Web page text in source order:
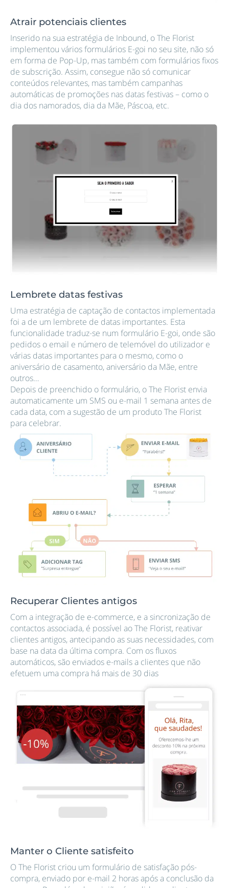
Atrair potenciais clientes
Inserido na sua estratégia de Inbound, o The Florist
implementou vários formulários E-goi no seu site, não só
em forma de Pop-Up, mas também com formulários fixos
de subscrição. Assim, consegue não só comunicar
conteúdos relevantes, mas também campanhas
automáticas de promoções nas datas festivas – como o
dia dos namorados, dia da Mãe, Páscoa, etc.
Lembrete datas festivas
Uma estratégia de captação de contactos implementada
foi a de um lembrete de datas importantes. Esta
funcionalidade traduz-se num formulário E-goi, onde são
pedidos o email e número de telemóvel do utilizador e
várias datas importantes para o mesmo, como o
aniversário de casamento, aniversário da Mãe, entre
outros…
Depois de preenchido o formulário, o The Florist envia
automaticamente um SMS ou e-mail 1 semana antes de
cada data, com a sugestão de um produto The Florist
para celebrar.
Recuperar Clientes antigos
Com a integração de e-commerce, e a sincronização de
contactos associada, é possível ao The Florist, reativar
clientes antigos, antecipando as suas necessidades, com
base na data da última compra. Com os fluxos
automáticos, são enviados e-mails a clientes que não
efetuem uma compra há mais de 30 dias
Manter o Cliente satisfeito
O The Florist criou um formulário de satisfação pós-
compra, enviado por e-mail 2 horas após a conclusão da